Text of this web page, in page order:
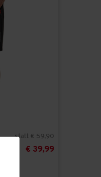
statt € 59,90
€ 39,99